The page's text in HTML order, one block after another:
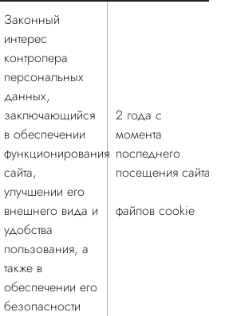
основания и сроки хранения
Законный
интерес
контролера
персональных
данных,
заключающийся
в обеспечении
функционирования
сайта,
улучшении его
внешнего вида и
удобства
пользования, а
также в
обеспечении его
безопасности
2 года с
момента
последнего
посещения сайта
файлов cookie